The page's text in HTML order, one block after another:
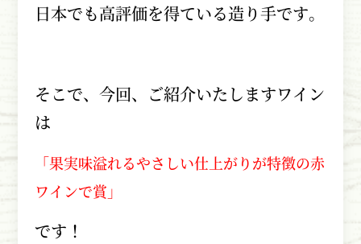
日本でも高評価を得ている造り手です。
そこで、今回、ご紹介いたしますワイン
は
「果実味溢れるやさしい仕上がりが特徴の赤
ワインで賞」
です！